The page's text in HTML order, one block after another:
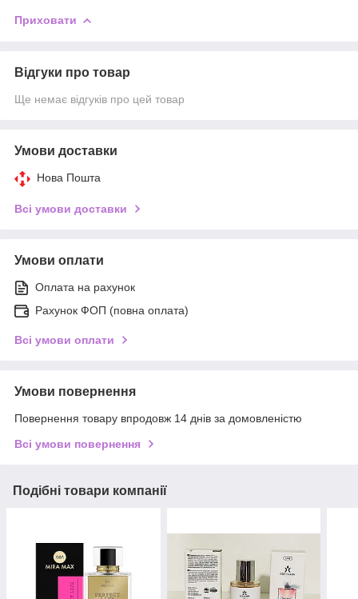
Приховати
Відгуки про товар
Ще немає відгуків про цей товар
Умови доставки
Нова Пошта
Всі умови доставки
Умови оплати
Оплата на рахунок
Рахунок ФОП (повна оплата)
Всі умови оплати
Умови повернення
Повернення товару впродовж 14 днів за домовленістю
Всі умови повернення
Подібні товари компанії